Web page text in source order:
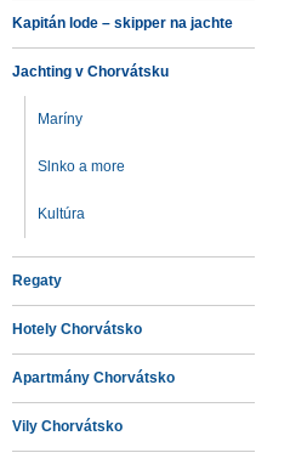
Kapitán lode – skipper na jachte
Jachting v Chorvátsku
Maríny
Slnko a more
Kultúra
Regaty
Hotely Chorvátsko
Apartmány Chorvátsko
Vily Chorvátsko